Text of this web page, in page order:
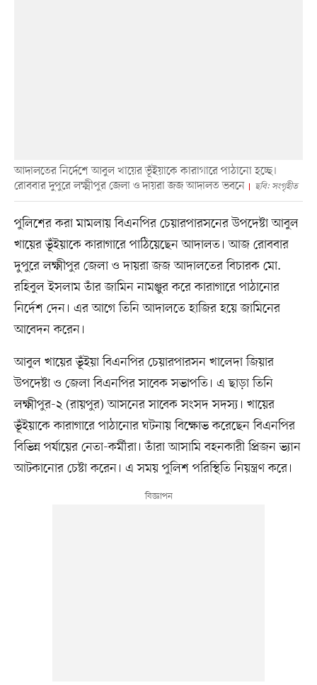
আদালতের নির্দেশে আবুল খায়ের ভূঁইয়াকে কারাগারে পাঠানো হচ্ছে।
রোববার দুপুরে লক্ষ্মীপুর জেলা ও দায়রা জজ আদালত ভবনে
ছবি: সংগৃহীত
পুলিশের করা মামলায় বিএনপির চেয়ারপারসনের উপদেষ্টা আবুল
খায়ের ভূঁইয়াকে কারাগারে পাঠিয়েছেন আদালত। আজ রোববার
দুপুরে লক্ষ্মীপুর জেলা ও দায়রা জজ আদালতের বিচারক মো.
রহিবুল ইসলাম তাঁর জামিন নামঞ্জুর করে কারাগারে পাঠানোর
নির্দেশ দেন। এর আগে তিনি আদালতে হাজির হয়ে জামিনের
আবেদন করেন।
আবুল খায়ের ভূঁইয়া বিএনপির চেয়ারপারসন খালেদা জিয়ার
উপদেষ্টা ও জেলা বিএনপির সাবেক সভাপতি। এ ছাড়া তিনি
লক্ষ্মীপুর-২ (রায়পুর) আসনের সাবেক সংসদ সদস্য। খায়ের
ভূঁইয়াকে কারাগারে পাঠানোর ঘটনায় বিক্ষোভ করেছেন বিএনপির
বিভিন্ন পর্যায়ের নেতা-কর্মীরা। তাঁরা আসামি বহনকারী প্রিজন ভ্যান
আটকানোর চেষ্টা করেন। এ সময় পুলিশ পরিস্থিতি নিয়ন্ত্রণ করে।